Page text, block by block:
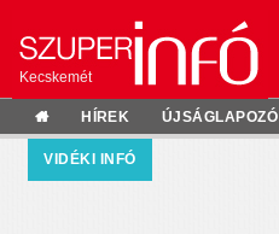
Kecskemét
HÍREK ÚJSÁGLAPOZÓ
VIDÉKI INFÓ